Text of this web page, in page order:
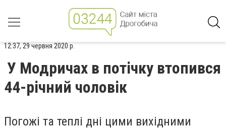
12:37, 29 червня 2020 р.
У Модричах в потічку втопився
44-річний чоловік
Погожі та теплі дні цими вихідними